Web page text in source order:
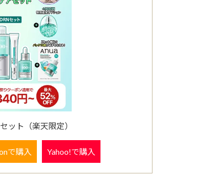
ット（楽天限定）
で購入 Yahoo!で購入